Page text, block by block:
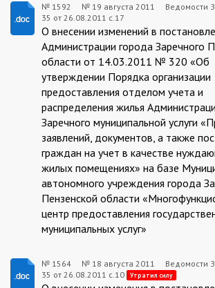
1592:2011-
№ 1592 № 19 августа 2011
Ведомости
35 от 26.08.2011 с.17
О внесении изменений в
Администрации города Заречного
области от 14.03.2011 № 320 «Об
утверждении Порядка организации
предоставления отделом учета и
распределения жилья
Заречного муниципальной услуги
заявлений, документов, а также
граждан на учет в качестве
жилых помещениях» на базе
автономного учреждения города
Пензенской области
центр предоставления
муниципальных услуг»
1564:2011-
№ 1564 № 18 августа 2011
Ведомости
35 от 26.08.2011 с.10 Утратил силу